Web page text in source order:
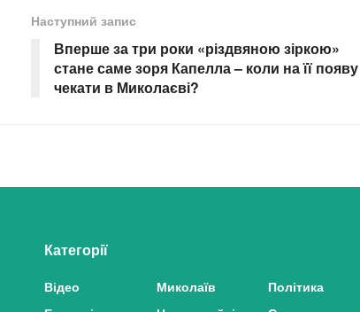
Наступний запис
Вперше за три роки «різдвяною зіркою»
стане саме зоря Капелла – коли на її появу
чекати в Миколаєві?
Категорії
Відео
Миколаїв
Політика